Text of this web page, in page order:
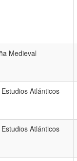
Medieval
Atlánticos
Atlánticos